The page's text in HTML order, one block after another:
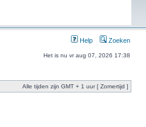
Help Zoeken
Het is nu vr aug 07, 2026 17:38
Alle tijden zijn GMT + 1 uur [ Zomertijd ]